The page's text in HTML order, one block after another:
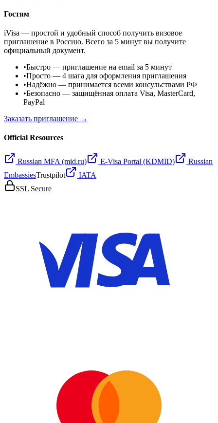
Гостям
iVisa — простой и удобный способ получить визовое
приглашение в Россию. Всего за 5 минут вы получите
официальный документ.
•Быстро — приглашение на email за 5 минут
•Просто — 4 шага для оформления приглашения
•Надёжно — принимается всеми консульствами РФ
•Безопасно — защищённая оплата Visa, MasterCard,
PayPal
Заказать приглашение →
Official Resources
Russian MFA (mid.ru) E-Visa Portal (KDMID)
Russian
EmbassiesTrustpilot
IATA
SSL Secure